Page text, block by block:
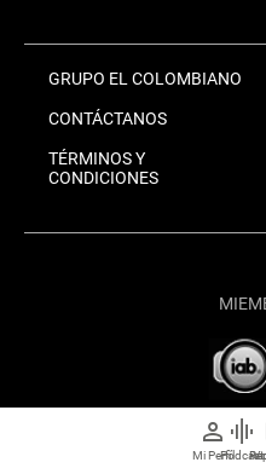
person
Mi Perfil
graphic_eq
Pódcast
GRUPO EL COLOMBIANO
CONTÁCTANOS
TÉRMINOS Y
CONDICIONES